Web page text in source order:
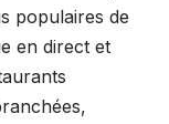
populaires de
en direct et